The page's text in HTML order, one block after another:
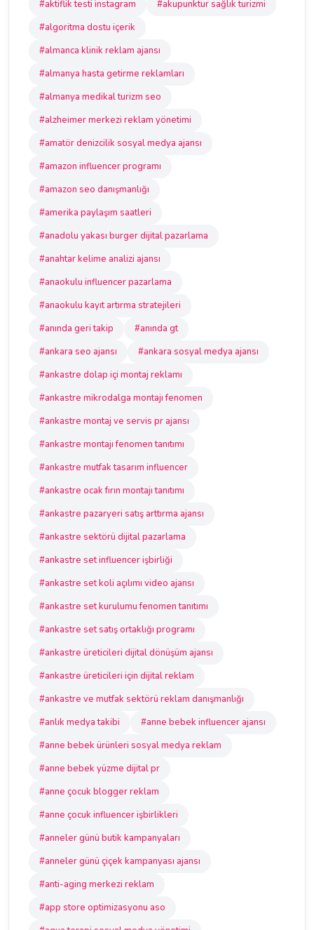
#aktiflik testi instagram
#akupunktur sağlık turizmi
#algoritma dostu içerik
#almanca klinik reklam ajansı
#almanya hasta getirme reklamları
#almanya medikal turizm seo
#alzheimer merkezi reklam yönetimi
#amatör denizcilik sosyal medya ajansı
#amazon influencer programı
#amazon seo danışmanlığı
#amerika paylaşım saatleri
#anadolu yakası burger dijital pazarlama
#anahtar kelime analizi ajansı
#anaokulu influencer pazarlama
#anaokulu kayıt artırma stratejileri
#anında geri takip
#anında gt
#ankara seo ajansı
#ankara sosyal medya ajansı
#ankastre dolap içi montaj reklamı
#ankastre mikrodalga montajı fenomen
#ankastre montaj ve servis pr ajansı
#ankastre montajı fenomen tanıtımı
#ankastre mutfak tasarım influencer
#ankastre ocak fırın montajı tanıtımı
#ankastre pazaryeri satış arttırma ajansı
#ankastre sektörü dijital pazarlama
#ankastre set influencer işbirliği
#ankastre set koli açılımı video ajansı
#ankastre set kurulumu fenomen tanıtımı
#ankastre set satış ortaklığı programı
#ankastre üreticileri dijital dönüşüm ajansı
#ankastre üreticileri için dijital reklam
#ankastre ve mutfak sektörü reklam danışmanlığı
#anlık medya takibi
#anne bebek influencer ajansı
#anne bebek ürünleri sosyal medya reklam
#anne bebek yüzme dijital pr
#anne çocuk blogger reklam
#anne çocuk influencer işbirlikleri
#anneler günü butik kampanyaları
#anneler günü çiçek kampanyası ajansı
#anti-aging merkezi reklam
#app store optimizasyonu aso